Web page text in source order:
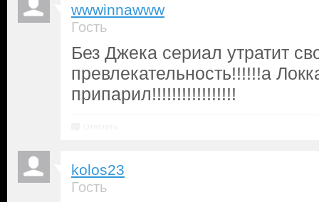
wwwinnawww
Гость
Без Джека сериал утратит
превлекательность!!!!!!а
припарил!!!!!!!!!!!!!!!!!
kolos23
Гость